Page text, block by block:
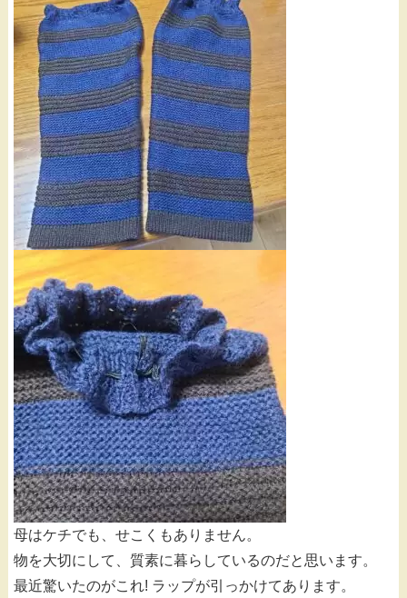
母はケチでも、せこくもありません。
物を大切にして、質素に暮らしているのだと思います。
最近驚いたのがこれ! ラップが引っかけてあります。